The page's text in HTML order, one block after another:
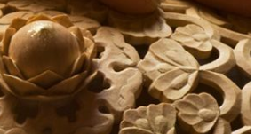
日本一瞥
人物访谈
东京